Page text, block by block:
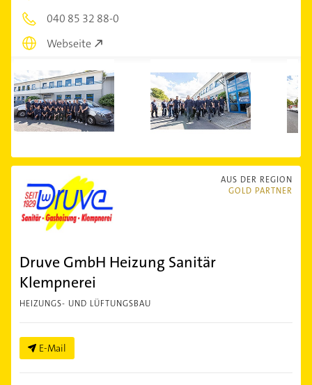
040 85 32 88-0
Webseite
AUS DER REGION
GOLD PARTNER
Druve GmbH Heizung Sanitär
Klempnerei
HEIZUNGS- UND LÜFTUNGSBAU
E-Mail